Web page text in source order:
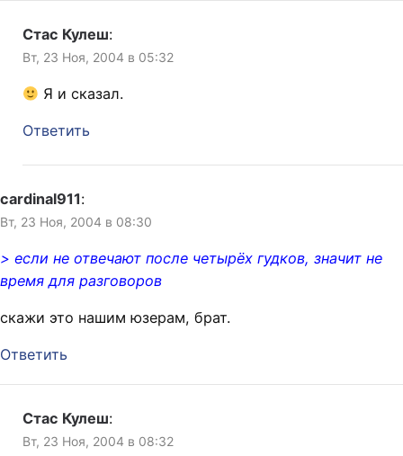
Стас Кулеш:
Вт, 23 Ноя, 2004 в 05:32
Я и сказал.
Ответить
cardinal911:
Вт, 23 Ноя, 2004 в 08:30
> если не отвечают после четырёх гудков, значит не
время для разговоров
скажи это нашим юзерам, брат.
Ответить
Стас Кулеш:
Вт, 23 Ноя, 2004 в 08:32